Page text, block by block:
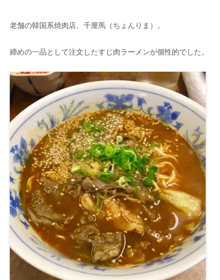
老舗の韓国系焼肉店、千厘馬（ちょんりま）。
締めの一品として注文したすじ肉ラーメンが個性的でした。